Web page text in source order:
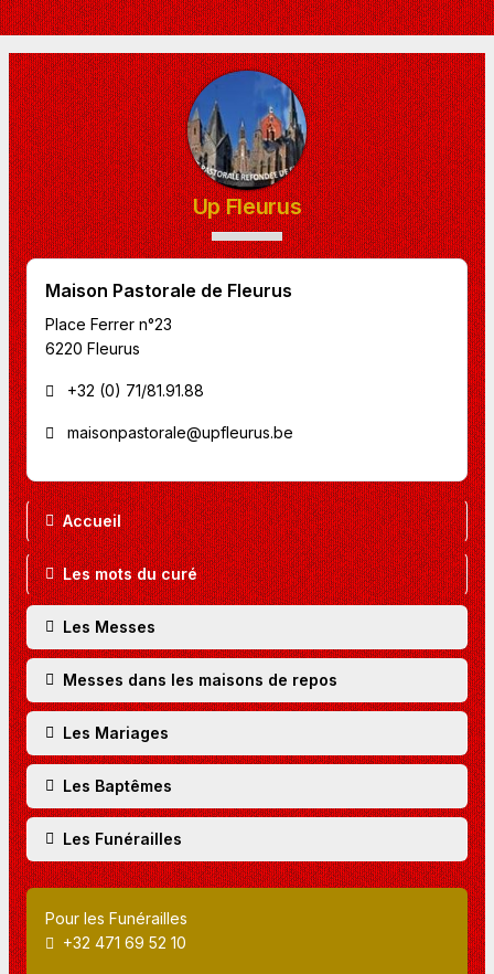
Up Fleurus
Maison Pastorale de Fleurus
Place Ferrer n°23
6220 Fleurus
+32 (0) 71/81.91.88
maisonpastorale@upfleurus.be
Accueil
Les mots du curé
Les Messes
Messes dans les maisons de repos
Les Mariages
Les Baptêmes
Les Funérailles
Pour les Funérailles
+32 471 69 52 10